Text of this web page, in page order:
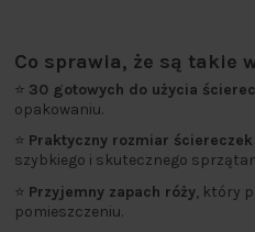
Co sprawia, że są takie
⭐ 30 gotowych do użycia
opakowaniu.
⭐ Praktyczny rozmiar
szybkiego i skutecznego
⭐ Przyjemny zapach róży, który
pomieszczeniu.